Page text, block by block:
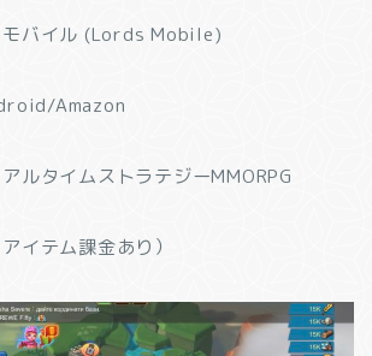
モバイル (Lords Mobile)
Amazon
ルタイムストラテジーMMORPG
イテム課金あり）